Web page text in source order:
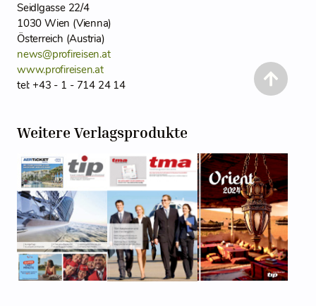
Seidlgasse 22/4
1030 Wien (Vienna)
Österreich (Austria)
news@profireisen.at
www.profireisen.at
tel: +43 - 1 - 714 24 14
Weitere Verlagsprodukte